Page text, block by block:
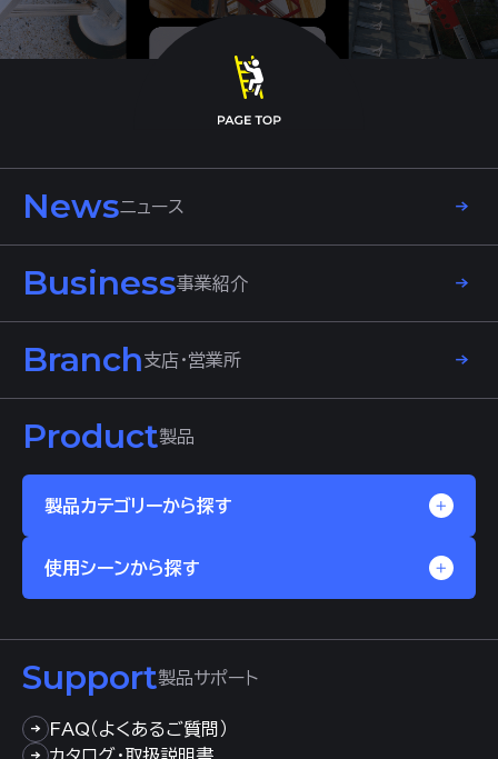
Newsニュース
Business事業紹介
Branch支店・営業所
Product製品
製品カテゴリーから探す
使用シーンから探す
Support製品サポート
FAQ（よくあるご質問）
カタログ・取扱説明書